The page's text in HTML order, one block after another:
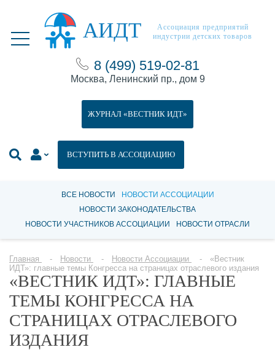
АИДТ
Ассоциация предприятий
индустрии детских товаров
8 (499) 519-02-81
Москва, Ленинский пр., дом 9
ВСТУПИТЬ В АССОЦИАЦИЮ
ЖУРНАЛ «ВЕСТНИК ИДТ»
ВСЕ НОВОСТИ
НОВОСТИ АССОЦИАЦИИ
НОВОСТИ ЗАКОНОДАТЕЛЬСТВА
НОВОСТИ УЧАСТНИКОВ АССОЦИАЦИИ
НОВОСТИ ОТРАСЛИ
Главная Новости Новости Ассоциации
«Вестник
ИДТ»: главные темы Конгресса на страницах отраслевого издания
«ВЕСТНИК ИДТ»: ГЛАВНЫЕ
ТЕМЫ КОНГРЕССА НА
СТРАНИЦАХ ОТРАСЛЕВОГО
ИЗДАНИЯ